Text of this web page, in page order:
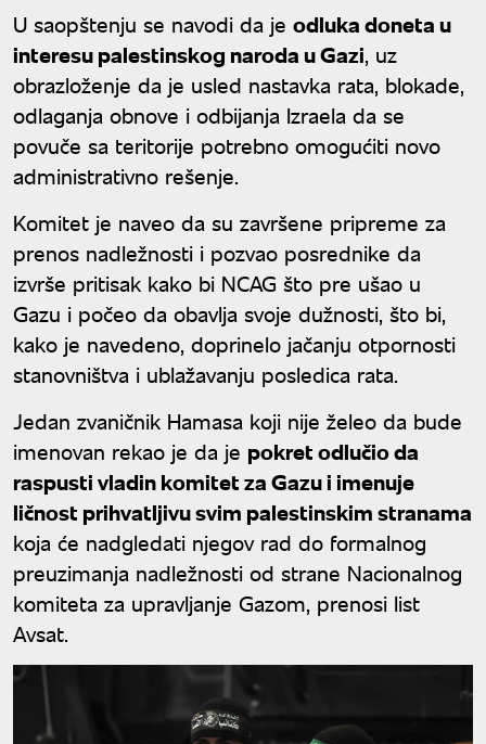
U saopštenju se navodi da je odluka doneta u
interesu palestinskog naroda u Gazi, uz
obrazloženje da je usled nastavka rata, blokade,
odlaganja obnove i odbijanja Izraela da se
povuče sa teritorije potrebno omogućiti novo
administrativno rešenje.
Komitet je naveo da su završene pripreme za
prenos nadležnosti i pozvao posrednike da
izvrše pritisak kako bi NCAG što pre ušao u
Gazu i počeo da obavlja svoje dužnosti, što bi,
kako je navedeno, doprinelo jačanju otpornosti
stanovništva i ublažavanju posledica rata.
Jedan zvaničnik Hamasa koji nije želeo da bude
imenovan rekao je da je pokret odlučio da
raspusti vladin komitet za Gazu i imenuje
ličnost prihvatljivu svim palestinskim stranama
koja će nadgledati njegov rad do formalnog
preuzimanja nadležnosti od strane Nacionalnog
komiteta za upravljanje Gazom, prenosi list
Avsat.